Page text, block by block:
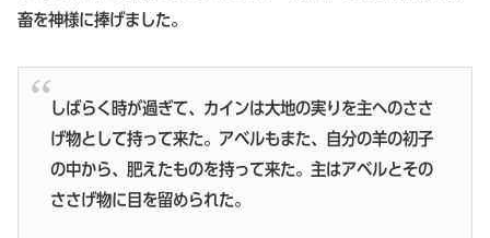
畜を神様に捧げました。
しばらく時が過ぎて、カインは大地の実りを主へのささ
げ物として持って来た。アベルもまた、自分の羊の初子
の中から、肥えたものを持って来た。主はアベルとその
ささげ物に目を留められた。